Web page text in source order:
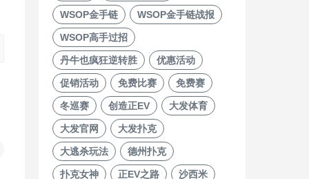
WSOP金手链 WSOP金手链战报
WSOP高手过招
丹牛也疯狂逆转胜 优惠活动
促销活动 免费比赛 免费赛
冬巡赛 创造正EV 大发体育
大发官网 大发扑克
大逃杀玩法 德州扑克
扑克女神 正EV之路 沙西米